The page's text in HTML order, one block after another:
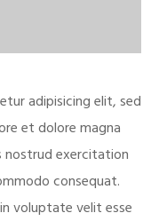
adipisicing elit, sed
et dolore magna
nostrud exercitation
consequat.
voluptate velit esse